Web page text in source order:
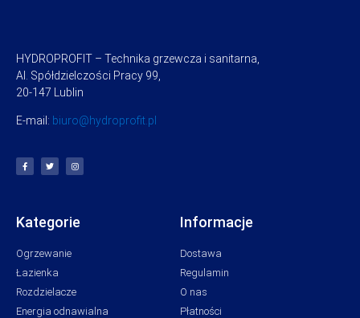
HYDROPROFIT – Technika grzewcza i sanitarna,
Al. Spółdzielczości Pracy 99,
20-147 Lublin
E-mail: biuro@hydroprofit.pl
Kategorie
Ogrzewanie
Łazienka
Rozdzielacze
Energia odnawialna
Informacje
Dostawa
Regulamin
O nas
Płatności